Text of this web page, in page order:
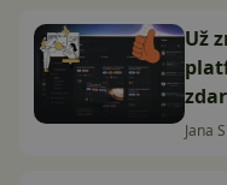
Už
Jana